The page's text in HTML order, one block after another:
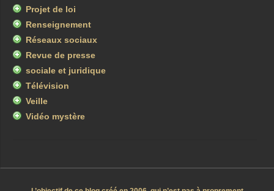
Projet de loi
Renseignement
Réseaux sociaux
Revue de presse
sociale et juridique
Télévision
Veille
Vidéo mystère